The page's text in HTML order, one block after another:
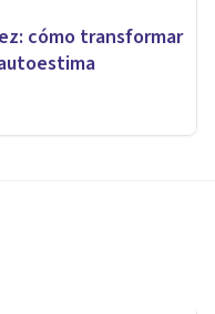
cómo transformar